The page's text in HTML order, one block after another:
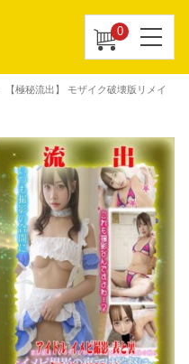
0
【極秘流出】 モザイク破壊版リメイ